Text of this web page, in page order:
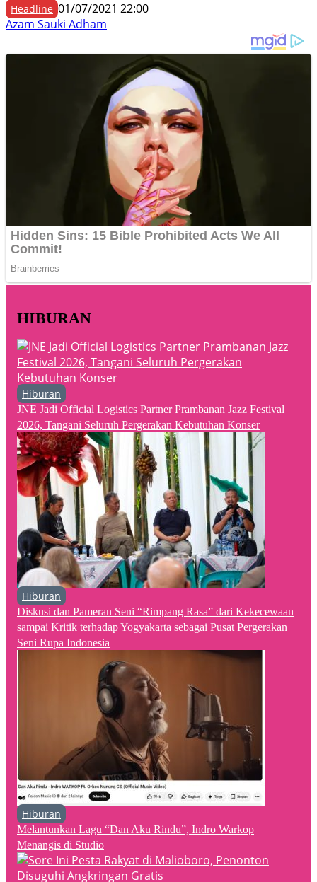
Headline 01/07/2021 22:00
Azam Sauki Adham
HIBURAN
Hiburan
JNE Jadi Official Logistics Partner Prambanan Jazz Festival
2026, Tangani Seluruh Pergerakan Kebutuhan Konser
Hiburan
Diskusi dan Pameran Seni “Rimpang Rasa” dari Kekecewaan
sampai Kritik terhadap Yogyakarta sebagai Pusat Pergerakan
Seni Rupa Indonesia
Hiburan
Melantunkan Lagu “Dan Aku Rindu”, Indro Warkop
Menangis di Studio